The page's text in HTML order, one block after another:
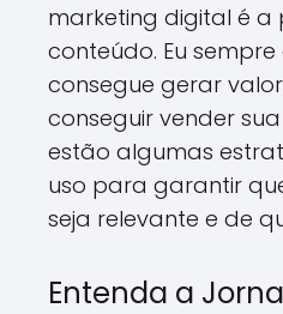
marketing digital é
conteúdo. Eu
consegue gerar
conseguir vender
estão algumas
uso para garantir
seja relevante e de
Entenda a